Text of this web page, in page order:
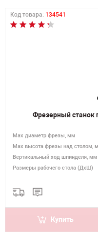
Код товара: 134541
Фрезерный станок
Max диаметр фрезы, мм
Мах высота фрезы над столом,
Вертикальный ход шпинделя, мм
Размеры рабочего стола (ДхШ)
Купить